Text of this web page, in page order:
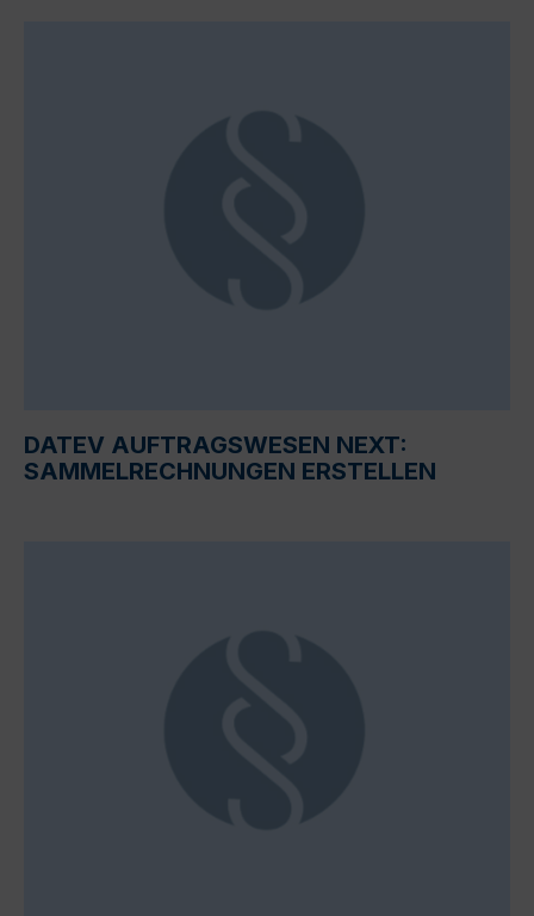
DATEV AUFTRAGSWESEN NEXT:
SAMMELRECHNUNGEN ERSTELLEN